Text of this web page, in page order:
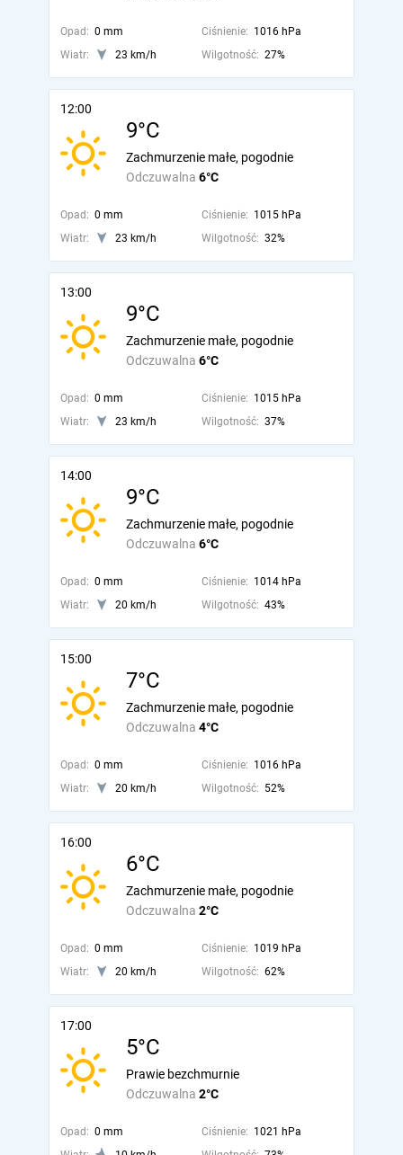
Opad: 0 mm Ciśnienie: 1016 hPa
Wiatr:
23 km/h Wilgotność: 27%
12:00
9°C
Odczuwalna 6°C
Zachmurzenie małe, pogodnie
Opad: 0 mm Ciśnienie: 1015 hPa
Wiatr:
23 km/h Wilgotność: 32%
13:00
9°C
Odczuwalna 6°C
Zachmurzenie małe, pogodnie
Opad: 0 mm Ciśnienie: 1015 hPa
Wiatr:
23 km/h Wilgotność: 37%
14:00
9°C
Odczuwalna 6°C
Zachmurzenie małe, pogodnie
Opad: 0 mm Ciśnienie: 1014 hPa
Wiatr:
20 km/h Wilgotność: 43%
15:00
7°C
Odczuwalna 4°C
Zachmurzenie małe, pogodnie
Opad: 0 mm Ciśnienie: 1016 hPa
Wiatr:
20 km/h Wilgotność: 52%
16:00
6°C
Odczuwalna 2°C
Zachmurzenie małe, pogodnie
Opad: 0 mm Ciśnienie: 1019 hPa
Wiatr:
20 km/h Wilgotność: 62%
17:00
5°C
Odczuwalna 2°C
Prawie bezchmurnie
Opad: 0 mm Ciśnienie: 1021 hPa